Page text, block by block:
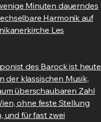
Minuten dauerndes
Harmonik auf
Les
des Barock ist heute
der klassischen Musik,
überschaubaren Zahl
ohne feste Stellung
und für fast zwei